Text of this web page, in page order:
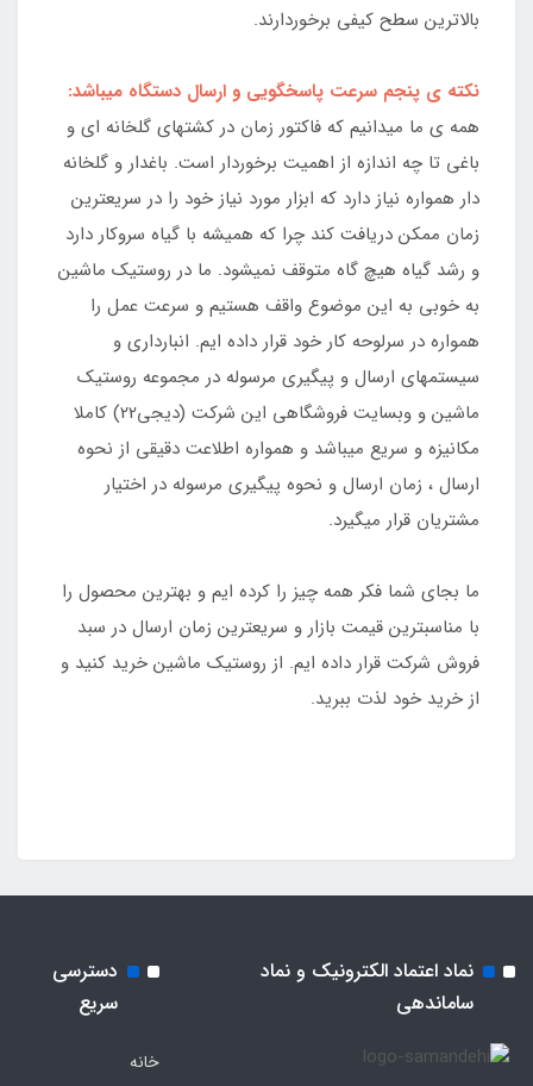
بالاترین سطح کیفی برخوردارند.
نکته ی پنجم سرعت پاسخگویی و ارسال دستگاه میباشد:
همه ی ما میدانیم که فاکتور زمان در کشتهای گلخانه ای و
باغی تا چه اندازه از اهمیت برخوردار است. باغدار و گلخانه
دار همواره نیاز دارد که ابزار مورد نیاز خود را در سریعترین
زمان ممکن دریافت کند چرا که همیشه با گیاه سروکار دارد
و رشد گیاه هیچ گاه متوقف نمیشود. ما در روستیک ماشین
به خوبی به این موضوع واقف هستیم و سرعت عمل را
همواره در سرلوحه کار خود قرار داده ایم. انبارداری و
سیستمهای ارسال و پیگیری مرسوله در مجموعه روستیک
ماشین و وبسایت فروشگاهی این شرکت (دیجی22) کاملا
مکانیزه و سریع میباشد و همواره اطلاعت دقیقی از نحوه
ارسال ، زمان ارسال و نحوه پیگیری مرسوله در اختیار
مشتریان قرار میگیرد.
ما بجای شما فکر همه چیز را کرده ایم و بهترین محصول را
با مناسبترین قیمت بازار و سریعترین زمان ارسال در سبد
فروش شرکت قرار داده ایم. از روستیک ماشین خرید کنید و
از خرید خود لذت ببرید.
نماد اعتماد الکترونیک و نماد
ساماندهی
دسترسی
سریع
خانه